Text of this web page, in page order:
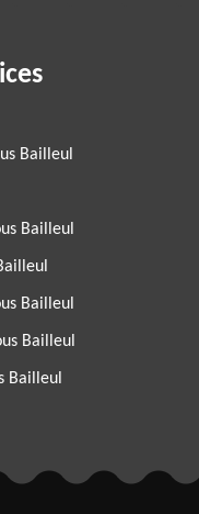
Bailleul
Bailleul
Bailleul
Bailleul
Bailleul